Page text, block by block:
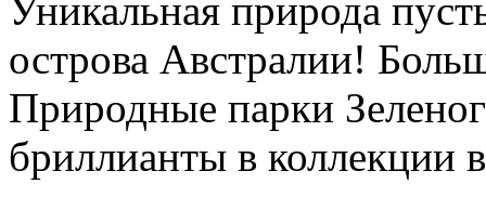
Уникальная природа
острова Австралии!
Природные парки
бриллианты в коллекции